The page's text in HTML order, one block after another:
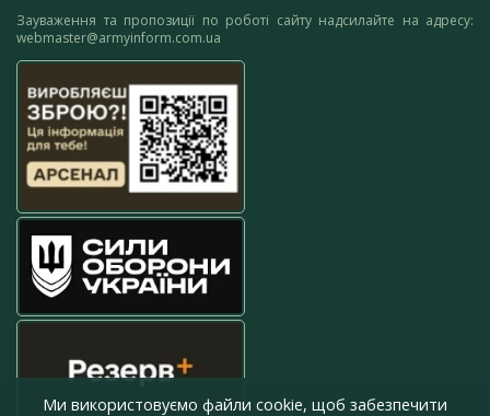
Зауваження та пропозиції по роботі сайту надсилайте на адресу:
webmaster@armyinform.com.ua
Ми використовуємо файли cookie, щоб забезпечити